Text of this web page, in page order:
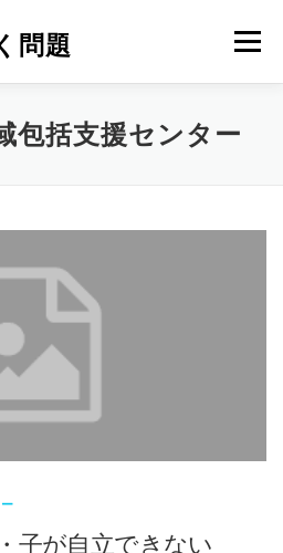
問題 メニュー
包括支援センター
子が自立できない